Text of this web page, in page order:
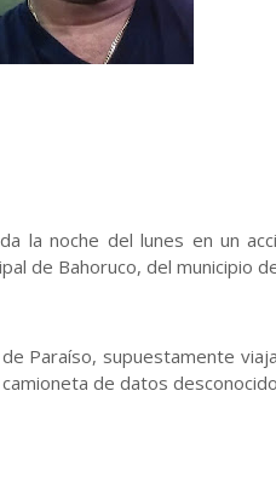
la noche del lunes en un
de Bahoruco, del municipio
Paraíso, supuestamente
de datos